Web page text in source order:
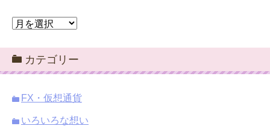
ア
カ
イ
ブ
カテゴリー
FX・仮想通貨
いろいろな想い